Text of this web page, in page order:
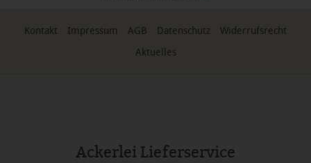
Kontakt Impressum AGB Datenschutz
Widerrufsrecht
Aktuelles
Ackerlei Lieferservice